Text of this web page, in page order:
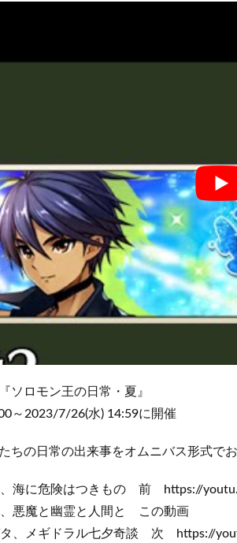
ソロモン王の日常・夏』
～2023/7/26(水) 14:59に開催
ちの日常の出来事をオムニバス形式で
海に危険はつきもの 前 https://
悪魔と幽霊と人間と この動画
、メギドラル七夕奇談 次 https://